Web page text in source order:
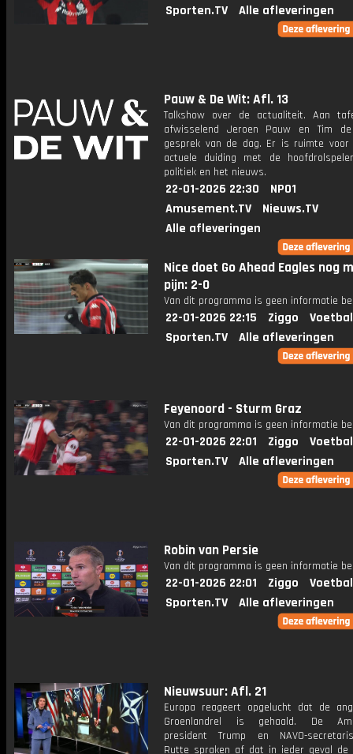
Sporten.TV
Alle afleveringen
Pauw & De Wit: Afl. 13
Talkshow over de actualiteit. Aan
afwisselend Jeroen Pauw en Tim
gesprek van de dag. Er is ruimte
actuele duiding met de
politiek en het nieuws.
22-01-2026 22:30
NPO1
Amusement.TV
Nieuws.TV
Alle afleveringen
Nice doet Go Ahead Eagles nog
pijn: 2-0
Van dit programma is geen informatie
22-01-2026 22:15 Ziggo
Sporten.TV
Alle afleveringen
Feyenoord - Sturm Graz
Van dit programma is geen informatie
22-01-2026 22:01 Ziggo
Sporten.TV
Alle afleveringen
Robin van Persie
Van dit programma is geen informatie
22-01-2026 22:01 Ziggo
Sporten.TV
Alle afleveringen
Nieuwsuur: Afl. 21
Europa reageert opgelucht dat de
Groenlandrel is gehaald. De
president Trump en NAVO-
Rutte spraken af dat in ieder geval de